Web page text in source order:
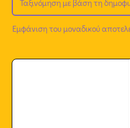
Εμφάνιση του μοναδικού